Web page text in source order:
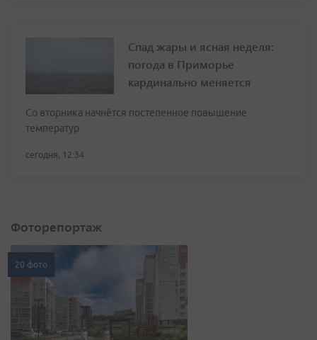
Спад жары и ясная неделя:
погода в Приморье
кардинально меняется
Со вторника начнётся постепенное повышение
температур
сегодня, 12:34
Фоторепортаж
20 фото